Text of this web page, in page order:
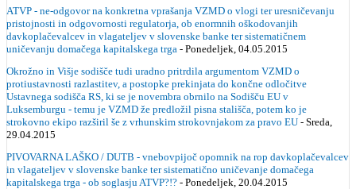
ATVP - ne-odgovor na konkretna vprašanja VZMD o vlogi ter uresničevanju
pristojnosti in odgovornosti regulatorja, ob enormnih oškodovanjih
davkoplačevalcev in vlagateljev v slovenske banke ter sistematičnem
uničevanju domačega kapitalskega trga - Ponedeljek, 04.05.2015
Okrožno in Višje sodišče tudi uradno pritrdila argumentom VZMD o
protiustavnosti razlastitev, a postopke prekinjata do končne odločitve
Ustavnega sodišča RS, ki se je novembra obrnilo na Sodišču EU v
Luksemburgu - temu je VZMD že predložil pisna stališča, potem ko je
strokovno ekipo razširil še z vrhunskim strokovnjakom za pravo EU - Sreda,
29.04.2015
PIVOVARNA LAŠKO / DUTB - vnebovpijoč opomnik na rop davkoplačevalcev
in vlagateljev v slovenske banke ter sistematično uničevanje domačega
kapitalskega trga - ob soglasju ATVP?!? - Ponedeljek, 20.04.2015